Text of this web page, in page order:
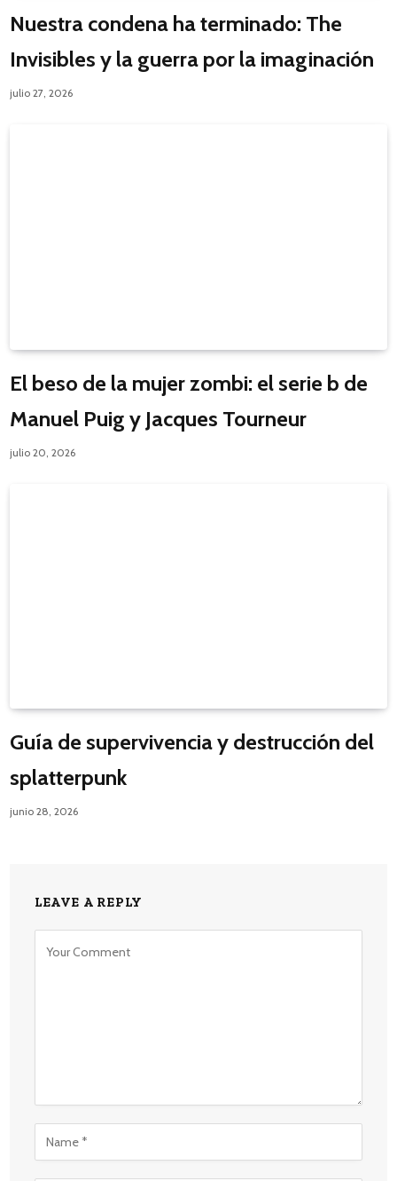
Nuestra condena ha terminado: The
Invisibles y la guerra por la imaginación
julio 27, 2026
El beso de la mujer zombi: el serie b de
Manuel Puig y Jacques Tourneur
julio 20, 2026
Guía de supervivencia y destrucción del
splatterpunk
junio 28, 2026
LEAVE A REPLY